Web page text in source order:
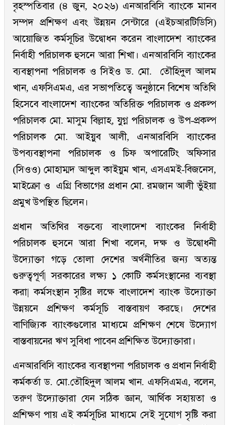
বৃহস্পতিবার (৪ জুন, ২০২৬) এনআরবিসি ব্যাংকে মানব
সম্পদ প্রশিক্ষণ এবং উন্নয়ন সেন্টারে (এইচআরটিডিসি)
আয়োজিত কর্মসূচির উদ্বোধন করেন বাংলাদেশ ব্যাংকের
নির্বাহী পরিচালক হুসনে আরা শিখা। এনআরবিসি ব্যাংকের
ব্যবস্থাপনা পরিচালক ও সিইও ড. মো. তৌহিদুল আলম
খান, এফসিএমএ, এর সভাপতিত্বে অনুষ্ঠানে বিশেষ অতিথি
হিসেবে বাংলাদেশ ব্যাংকের অতিরিক্ত পরিচালক ও প্রকল্প
পরিচালক মো. মাসুম বিল্লাহ, যুগ্ন পরিচালক ও উপ-প্রকল্প
পরিচালক মো. আইয়ুব আলী, এনআরবিসি ব্যাংকের
উপব্যবস্থাপনা পরিচালক ও চিফ অপারেটিং অফিসার
(সিওও) মোহাম্মদ আব্দুল কাইয়ুম খান, এসএমই-বিজনেস,
মাইক্রো ও এগ্রি বিভাগের প্রধান মো. রমজান আলী ভুঁইয়া
প্রমুখ উপস্থিত ছিলেন।
প্রধান অতিথির বক্তব্যে বাংলাদেশ ব্যাংকের নির্বাহী
পরিচালক হুসনে আরা শিখা বলেন, দক্ষ ও উদ্বোধনী
উদ্যোক্তা গড়ে তোলা দেশের অর্থনীতির জন্য অত্যন্ত
গুরুত্বপূর্ণ| সরকারের লক্ষ্য ১ কোটি কর্মসংস্থানের ব্যবস্থা
করা| কর্মসংস্থান সৃষ্টির লক্ষে বাংলাদেশ ব্যাংক উদ্যোক্তা
উন্নয়নে প্রশিক্ষণ কর্মসূচি বাস্তবায়ণ করছে। দেশের
বাণিজ্যিক ব্যাংকগুলোর মাধ্যমে প্রশিক্ষণ শেষে উদ্যোগ
বাস্তবায়নের ঋণ সুবিধা পাবেন প্রশিক্ষিত উদ্যোক্তারা।
এনআরবিসি ব্যাংকের ব্যবস্থাপনা পরিচালক ও প্রধান নির্বাহী
কর্মকর্তা ড. মো.তৌহিদুল আলম খান. এফসিএমএ, বলেন,
তরুণ উদ্যোক্তারা যেন সঠিক জ্ঞান, আর্থিক সহায়তা ও
প্রশিক্ষণ পায় এই কর্মসূচির মাধ্যমে সেই সুযোগ সৃষ্টি করা